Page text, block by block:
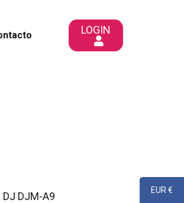
LOGIN
DJ DJM-A9 EUR €